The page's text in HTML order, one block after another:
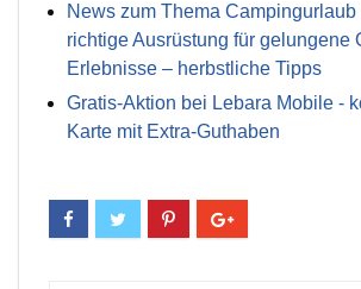
News zum Thema
richtige Ausrüstung für gelungene
Erlebnisse – herbstliche Tipps
Gratis-Aktion bei Lebara Mobile -
Karte mit Extra-Guthaben